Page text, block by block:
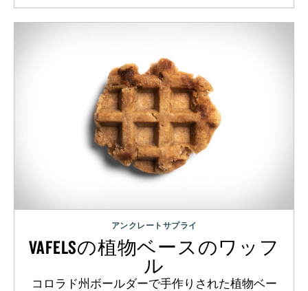
アンクレートサプライ
VAFELSの植物ベースのワッフ
ル
コロラド州ボールダーで手作りされた植物ベー